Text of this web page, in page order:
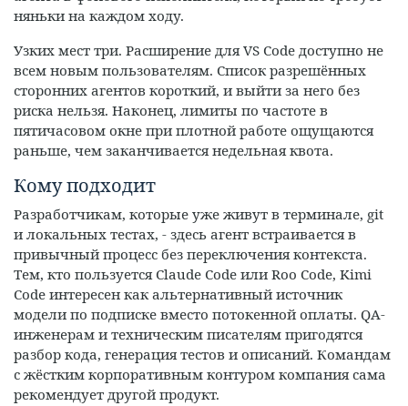
няньки на каждом ходу.
Узких мест три. Расширение для VS Code доступно не
всем новым пользователям. Список разрешённых
сторонних агентов короткий, и выйти за него без
риска нельзя. Наконец, лимиты по частоте в
пятичасовом окне при плотной работе ощущаются
раньше, чем заканчивается недельная квота.
Кому подходит
Разработчикам, которые уже живут в терминале, git
и локальных тестах, - здесь агент встраивается в
привычный процесс без переключения контекста.
Тем, кто пользуется Claude Code или Roo Code, Kimi
Code интересен как альтернативный источник
модели по подписке вместо потокенной оплаты. QA-
инженерам и техническим писателям пригодятся
разбор кода, генерация тестов и описаний. Командам
с жёстким корпоративным контуром компания сама
рекомендует другой продукт.